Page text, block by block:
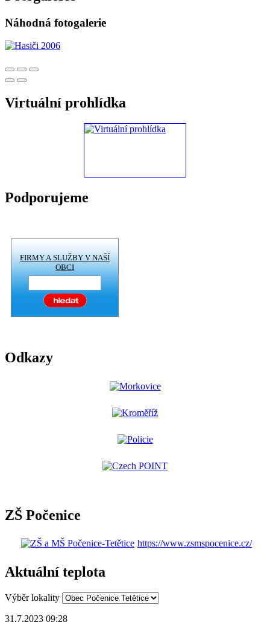
Náhodná fotogalerie
Virtuální prohlídka
Podporujeme
FIRMY A SLUŽBY V NAŠÍ
OBCI
Odkazy
ZŠ Počenice
https://www.zsmspocenice.cz/
Aktuální teplota
Výběr lokality
31.7.2023 09:28